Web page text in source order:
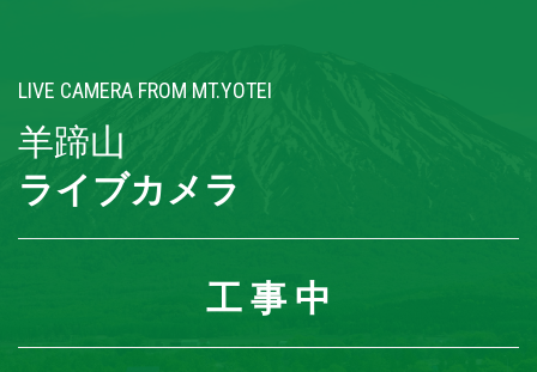
LIVE CAMERA FROM MT.YOTEI
羊蹄山
ライブカメラ
工 事 中